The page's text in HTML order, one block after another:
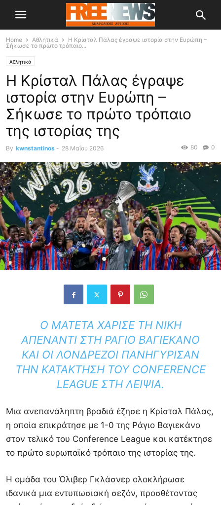
Home Αθλητικά
Η Κρίσταλ Πάλας έγραψε ιστορία στην Ευρώπη –
Σήκωσε το πρώτο τρόπαιο...
Αθλητικά
Η Κρίσταλ Πάλας έγραψε
ιστορία στην Ευρώπη –
Σήκωσε το πρώτο τρόπαιο
της ιστορίας της
By kwnstantinos - 28 Μαΐου 2026 0
80
Ο ΜΑΤΕΤΆ ΧΆΡΙΣΕ ΤΗ ΝΊΚΗ
ΑΠΈΝΑΝΤΙ ΣΤΗ ΡΆΓΙΟ ΒΑΓΙΕΚΆΝΟ
ΚΑΙ ΟΙ ΛΟΝΔΡΈΖΟΙ ΠΑΝΗΓΎΡΙΣΑΝ
ΤΗΝ ΚΑΤΆΚΤΗΣΗ ΤΟΥ CONFERENCE
LEAGUE ΣΤΗ ΛΕΙΨΊΑ.
Μια ανεπανάληπτη βραδιά έζησε η Κρίσταλ Πάλας,
η οποία επικράτησε με 1-0 της Ράγιο Βαγιεκάνο
στον τελικό του Conference League και κατέκτησε
το πρώτο ευρωπαϊκό τρόπαιο της ιστορίας της.
Η ομάδα του Όλιβερ Γκλάσνερ ολοκλήρωσε
ιδανικά μια εντυπωσιακή σεζόν, προσθέτοντας